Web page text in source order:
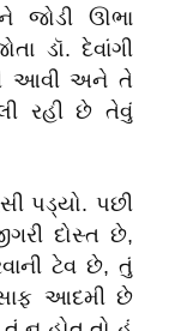
જોડી ઊભા
ડૉ. દેવાંગી
આવી અને તે
રહી છે તેવું
પડ્યો. પછી
દોસ્ત છે,
ટેવ છે, તું
સાફ આદમી છે